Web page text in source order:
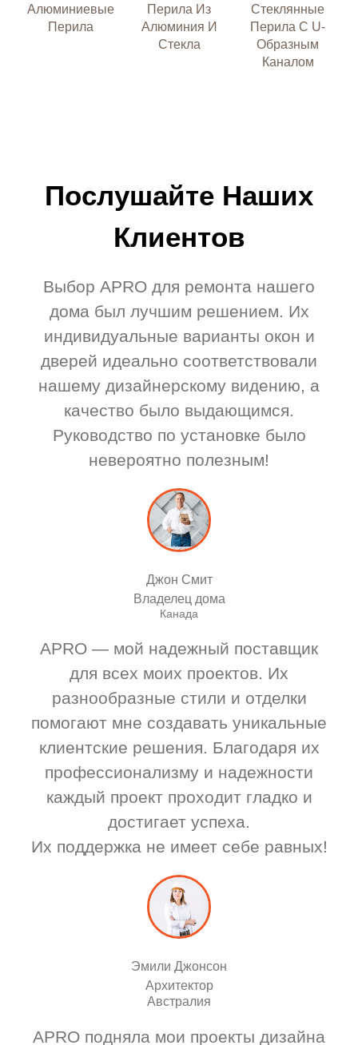
Алюминиевые
Перила
Перила Из
Алюминия И
Стекла
Стеклянные
Перила С U-
Образным
Каналом
Послушайте Наших
Клиентов
Выбор APRO для ремонта нашего
дома был лучшим решением. Их
индивидуальные варианты окон и
дверей идеально соответствовали
нашему дизайнерскому видению, а
качество было выдающимся.
Руководство по установке было
невероятно полезным!
Джон Смит
Владелец дома
Канада
APRO — мой надежный поставщик
для всех моих проектов. Их
разнообразные стили и отделки
помогают мне создавать уникальные
клиентские решения. Благодаря их
профессионализму и надежности
каждый проект проходит гладко и
достигает успеха.
Их поддержка не имеет себе равных!
Эмили Джонсон
Архитектор
Австралия
APRO подняла мои проекты дизайна